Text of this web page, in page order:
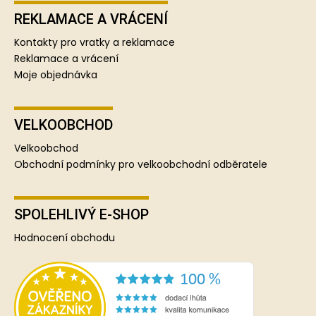
REKLAMACE A VRÁCENÍ
Kontakty pro vratky a reklamace
Reklamace a vrácení
Moje objednávka
VELKOOBCHOD
Velkoobchod
Obchodní podmínky pro velkoobchodní odběratele
SPOLEHLIVÝ E-SHOP
Hodnocení obchodu